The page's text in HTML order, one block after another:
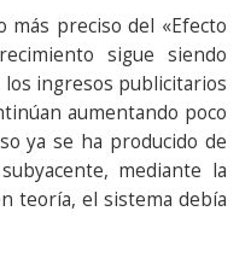
más preciso del «Efecto
sigue siendo
ingresos publicitarios
aumentando poco
ya se ha producido de
mediante la
teoría, el sistema debía